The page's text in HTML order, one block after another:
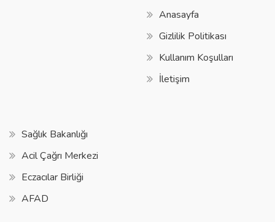
Anasayfa
Gizlilik Politikası
Kullanım Koşulları
İletişim
Sağlık Bakanlığı
Acil Çağrı Merkezi
Eczacılar Birliği
AFAD